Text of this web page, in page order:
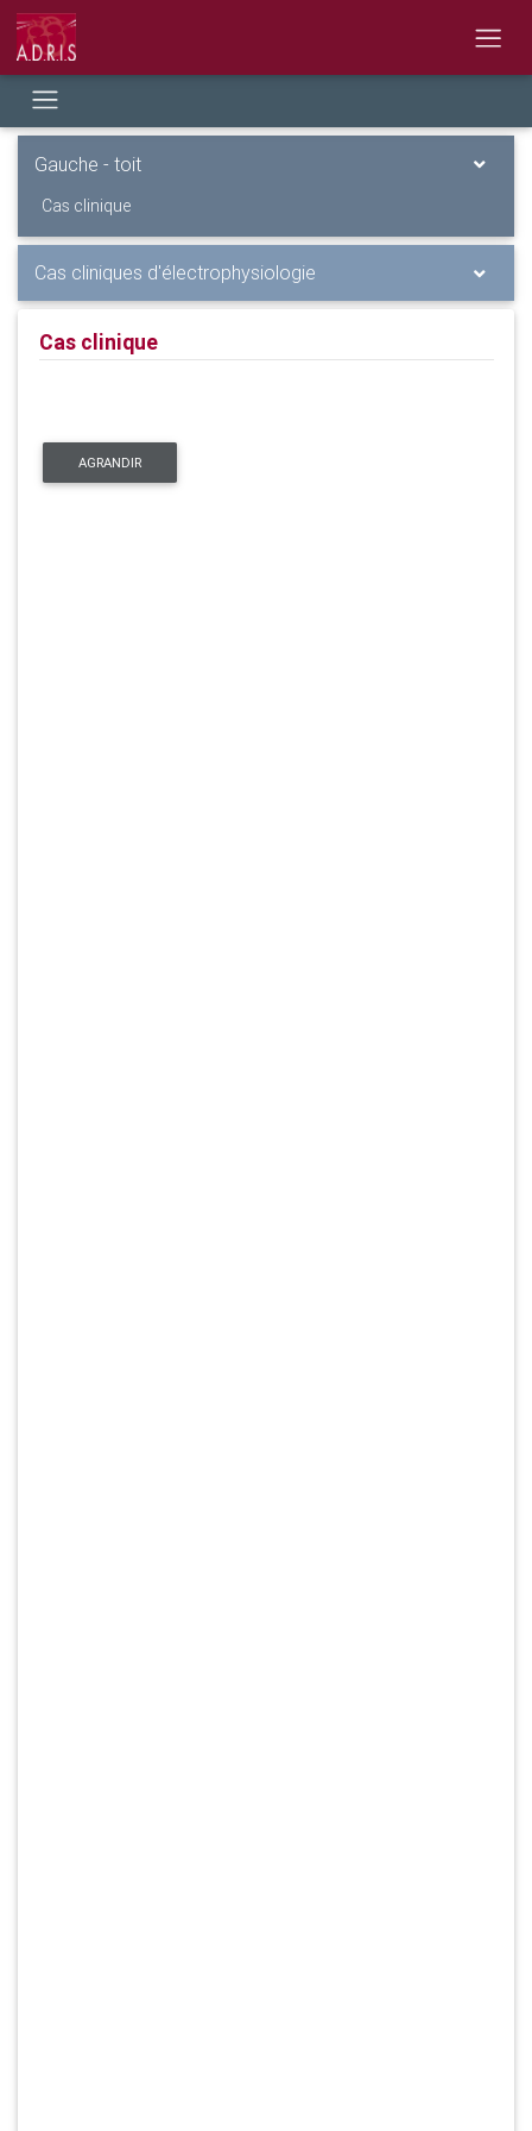
Gauche - toit
Cas clinique
Cas cliniques d'électrophysiologie
Cas clinique
AGRANDIR